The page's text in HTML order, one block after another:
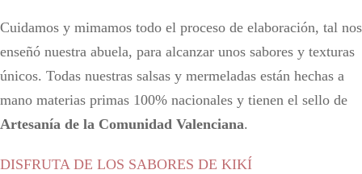
Cuidamos y mimamos todo el proceso de elaboración, tal nos
enseñó nuestra abuela, para alcanzar unos sabores y texturas
únicos. Todas nuestras salsas y mermeladas están hechas a
mano materias primas 100% nacionales y tienen el sello de
Artesanía de la Comunidad Valenciana.
DISFRUTA DE LOS SABORES DE KIKÍ